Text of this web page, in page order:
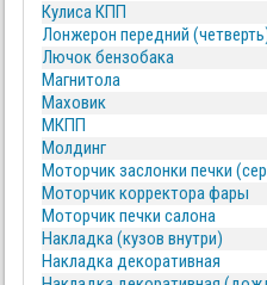
Кулиса КПП
Лонжерон передний
Лючок бензобака
Магнитола
Маховик
МКПП
Молдинг
Моторчик заслонки печки
Моторчик корректора фары
Моторчик печки салона
Накладка (кузов внутри)
Накладка декоративная